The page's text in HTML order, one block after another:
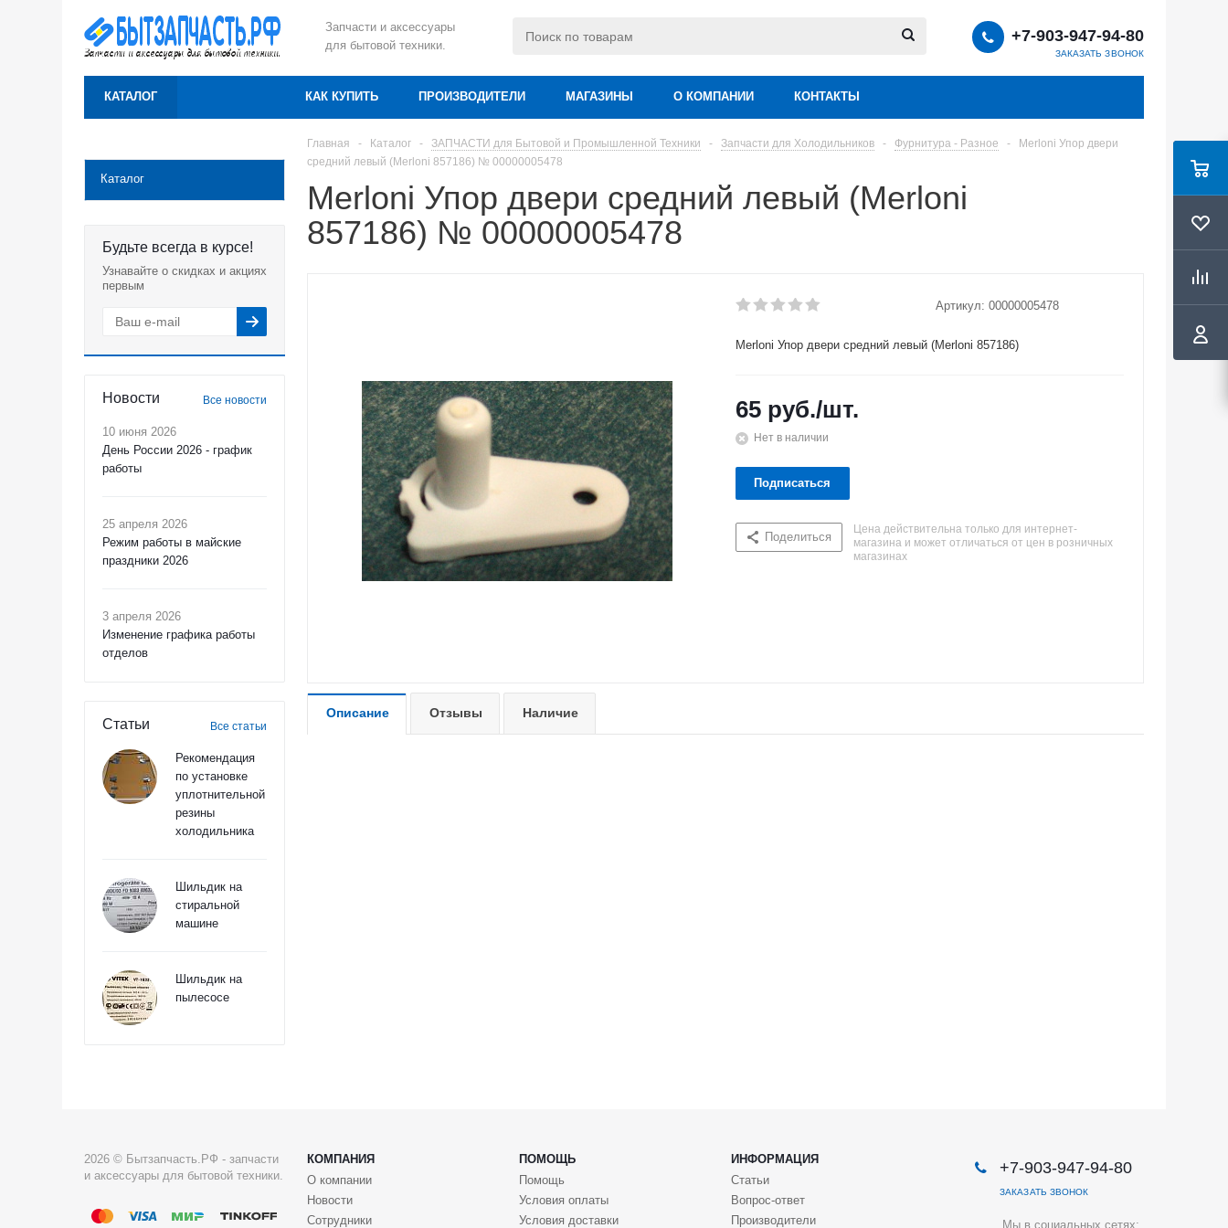
Запчасти и аксессуары
для бытовой техники.
+7-903-947-94-80
ЗАКАЗАТЬ ЗВОНОК
КАТАЛОГ КАК КУПИТЬ ПРОИЗВОДИТЕЛИ МАГАЗИНЫ О КОМПАНИИ КОНТАКТЫ
Каталог
Будьте всегда в курсе!
Узнавайте о скидках и акциях
первым
Новости Все новости
10 июня 2026
День России 2026 - график
работы
25 апреля 2026
Режим работы в майские
праздники 2026
3 апреля 2026
Изменение графика работы
отделов
Статьи Все статьи
Рекомендация
по установке
уплотнительной
резины
холодильника
Шильдик на
стиральной
машине
Шильдик на
пылесосе
Главная - Каталог - ЗАПЧАСТИ для Бытовой и Промышленной Техники - Запчасти для Холодильников - Фурнитура - Разное -
Merloni Упор двери
средний левый (Merloni 857186) № 00000005478
Merloni Упор двери средний левый (Merloni
857186) № 00000005478
Артикул: 00000005478
Merloni Упор двери средний левый (Merloni 857186)
65 руб./шт.
Нет в наличии
Подписаться
Поделиться
Цена действительна только для интернет-
магазина и может отличаться от цен в розничных
магазинах
Описание Отзывы Наличие
2026 © Бытзапчасть.РФ - запчасти
и аксессуары для бытовой техники.
КОМПАНИЯ ПОМОЩЬ
ИНФОРМАЦИЯ
О компании
Новости
Сотрудники
Помощь
Условия оплаты
Условия доставки
Статьи
Вопрос-ответ
Производители
+7-903-947-94-80
ЗАКАЗАТЬ ЗВОНОК
Мы в социальных сетях: